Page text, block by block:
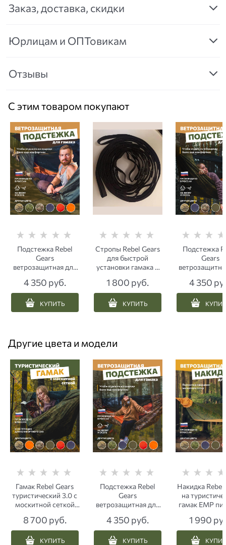
Заказ, доставка, скидки
Юрлицам и ОПТовикам
Отзывы
С этим товаром покупают
Подстежка Rebel
Gears
ветрозащитная для
гамака 3.0 хаки
4 350 руб.
КУПИТЬ
Стропы Rebel Gears
для быстрой
установки гамака 2
1 800 руб.
КУПИТЬ
Подстежка
Gears
гамака 3.0
пиксель
4 350
Другие цвета и модели
Гамак Rebel Gears
туристический 3.0 с
москитной сеткой
8 700 руб.
КУПИТЬ
Подстежка Rebel
Gears
ветрозащитная для
гамака 3.0
мультикам ягель
4 350 руб.
КУПИТЬ
Накидка Rebel
на
гамак ЕМР
1 990